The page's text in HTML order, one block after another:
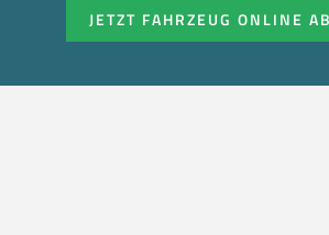
JETZT FAHRZEUG ONLINE